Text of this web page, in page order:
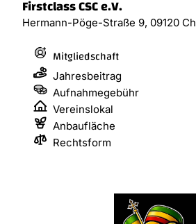
Firstclass CSC e.V.
Hermann-Pöge-Straße 9, 09120
Mitgliedschaft
Jahresbeitrag
Aufnahmegebühr
Vereinslokal
Anbaufläche
Rechtsform